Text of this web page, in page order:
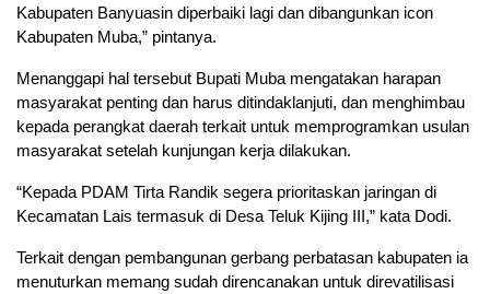
Kabupaten Banyuasin diperbaiki lagi dan dibangunkan icon
Kabupaten Muba,” pintanya.
Menanggapi hal tersebut Bupati Muba mengatakan harapan
masyarakat penting dan harus ditindaklanjuti, dan menghimbau
kepada perangkat daerah terkait untuk memprogramkan usulan
masyarakat setelah kunjungan kerja dilakukan.
“Kepada PDAM Tirta Randik segera prioritaskan jaringan di
Kecamatan Lais termasuk di Desa Teluk Kijing III,” kata Dodi.
Terkait dengan pembangunan gerbang perbatasan kabupaten ia
menuturkan memang sudah direncanakan untuk direvatilisasi